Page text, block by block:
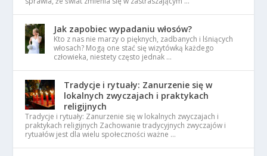
Jak zapobiec wypadaniu włosów?
Kto z nas nie marzy o pięknych, zadbanych i lśniących
włosach? Mogą one stać się wizytówką każdego
człowieka, niestety często jednak …
Tradycje i rytuały: Zanurzenie się w
lokalnych zwyczajach i praktykach
religijnych
Tradycje i rytuały: Zanurzenie się w lokalnych zwyczajach i
praktykach religijnych Zachowanie tradycyjnych zwyczajów i
rytuałów jest dla wielu społeczności ważne …